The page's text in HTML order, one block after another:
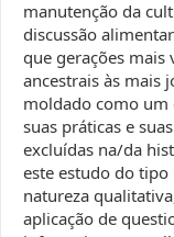
manutenção da
discussão
que gerações mais
ancestrais às mais
moldado como um
suas práticas e
excluídas na/da
este estudo do
natureza
aplicação de